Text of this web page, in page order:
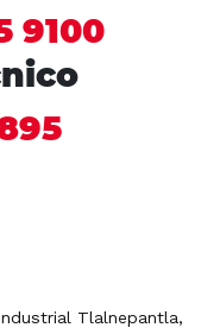
9100
Tlalnepantla,